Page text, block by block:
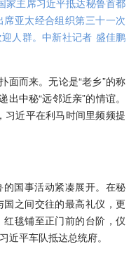
亚太经合组织第三十一次
人群。中新社记者 盛佳鹏
面而来。无论是“老乡”的称
中秘“远邻近亲”的情谊。
习近平在利马时间里频频提
国事活动紧凑展开。在秘
之间交往的最高礼仪，更
毯铺至正门前的台阶，仪
近平车队抵达总统府。